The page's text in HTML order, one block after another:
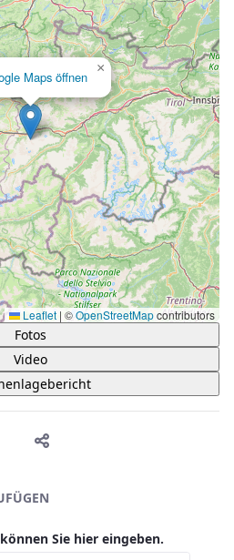
Maps öffnen
×
Leaflet | ©OpenStreetMapcontributors
Fotos
Video
Bewertung ist 0 von 5
Sie hier eingeben.